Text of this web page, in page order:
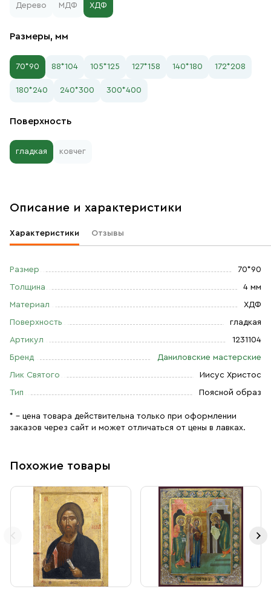
Дерево МДФ ХДФ
Размеры, мм
70*90 88*104 105*125 127*158 140*180 172*208
180*240 240*300 300*400
Поверхность
гладкая ковчег
Описание и характеристики
Характеристики Отзывы
Размер 70*90
Толщина 4 мм
Материал ХДФ
Поверхность гладкая
Артикул 1231104
Бренд Даниловские мастерские
Лик Святого Иисус Христос
Тип Поясной образ
* – цена товара действительна только при оформлении
заказов через сайт и может отличаться от цены в лавках.
Похожие товары